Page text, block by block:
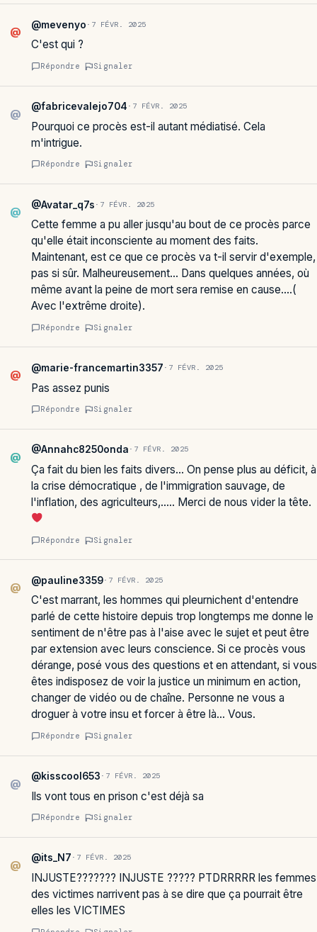
@
@mevenyo · 7 FÉVR. 2025
C'est qui ?
Répondre Signaler
@
@fabricevalejo704 · 7 FÉVR. 2025
Pourquoi ce procès est-il autant médiatisé. Cela
m'intrigue.
Répondre Signaler
@
@Avatar_q7s · 7 FÉVR. 2025
Cette femme a pu aller jusqu'au bout de ce procès parce
qu'elle était inconsciente au moment des faits.
Maintenant, est ce que ce procès va t-il servir d'exemple,
pas si sûr. Malheureusement… Dans quelques années, où
même avant la peine de mort sera remise en cause….(
Avec l'extrême droite).
Répondre Signaler
@
@marie-francemartin3357 · 7 FÉVR. 2025
Pas assez punis
Répondre Signaler
@
@Annahc8250onda · 7 FÉVR. 2025
Ça fait du bien les faits divers… On pense plus au déficit, à
la crise démocratique , de l'immigration sauvage, de
l'inflation, des agriculteurs,….. Merci de nous vider la tête.
Répondre Signaler
@
@pauline3359· 7 FÉVR. 2025
C'est marrant, les hommes qui pleurnichent d'entendre
parlé de cette histoire depuis trop longtemps me donne le
sentiment de n'être pas à l'aise avec le sujet et peut être
par extension avec leurs conscience. Si ce procès vous
dérange, posé vous des questions et en attendant, si vous
êtes indisposez de voir la justice un minimum en action,
changer de vidéo ou de chaîne. Personne ne vous a
droguer à votre insu et forcer à être là… Vous.
Répondre Signaler
@
@kisscool653 · 7 FÉVR. 2025
Ils vont tous en prison c'est déjà sa
Répondre Signaler
@
@its_N7 · 7 FÉVR. 2025
INJUSTE??????? INJUSTE ????? PTDRRRRR les femmes
des victimes narrivent pas à se dire que ça pourrait être
elles les VICTIMES